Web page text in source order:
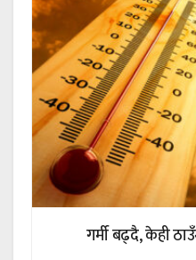
गर्मी बढ्दै, केही